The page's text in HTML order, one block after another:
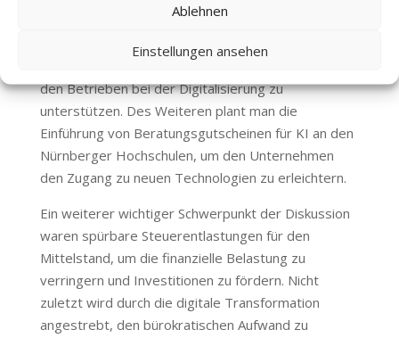
Ablehnen
Einstellungen ansehen
Praktikerrats im Bauwesen, um praxisnahe
Lösungen zu erarbeiten. Zusätzlich strebt man die
den Betrieben bei der Digitalisierung zu
unterstützen. Des Weiteren plant man die
Einführung von Beratungsgutscheinen für KI an den
Nürnberger Hochschulen, um den Unternehmen
den Zugang zu neuen Technologien zu erleichtern.
Ein weiterer wichtiger Schwerpunkt der Diskussion
waren spürbare Steuerentlastungen für den
Mittelstand, um die finanzielle Belastung zu
verringern und Investitionen zu fördern. Nicht
zuletzt wird durch die digitale Transformation
angestrebt, den bürokratischen Aufwand zu